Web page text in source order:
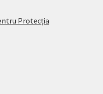
Protecția